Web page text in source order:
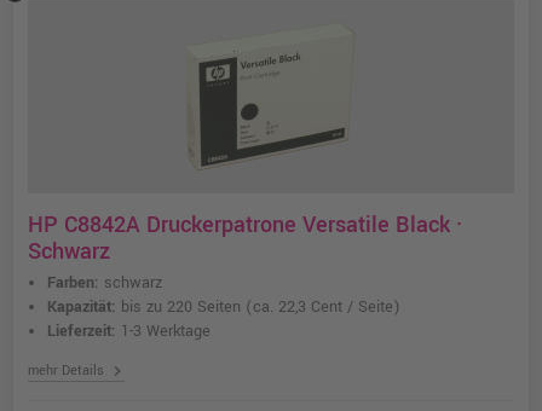
HP C8842A Druckerpatrone Versatile Black ·
Schwarz
Farben: schwarz
Kapazität: bis zu 220 Seiten (ca. 22,3 Cent / Seite)
Lieferzeit: 1-3 Werktage
mehr Details chevron_right